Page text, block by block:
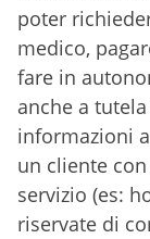
poter
medico,
fare in
anche a
informazioni
un cliente
servizio (es:
riservate di